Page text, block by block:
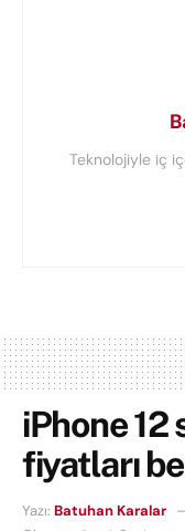
Teknolojiyle iç
iPhone 12
fiyatları
Yazı: Batuhan Karalar